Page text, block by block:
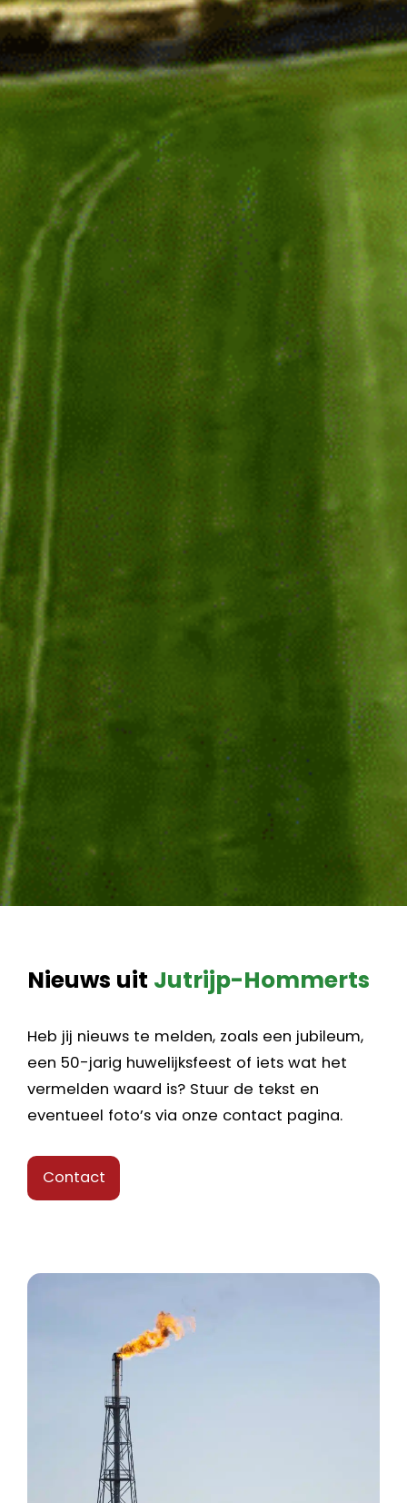
Nieuws uit Jutrijp-Hommerts
Heb jij nieuws te melden, zoals een jubileum,
een 50-jarig huwelijksfeest of iets wat het
vermelden waard is? Stuur de tekst en
eventueel foto’s via onze contact pagina.
Contact